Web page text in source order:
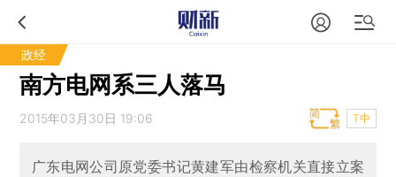
政经
南方电网系三人落马
2015年03月30日 19:06 T中
广东电网公司原党委书记黄建军由检察机关直接立案